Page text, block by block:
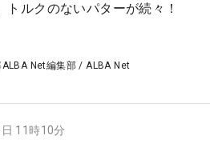
トルクのないパターが続々！
ALBA Net編集部 /ALBA Net
11時10分